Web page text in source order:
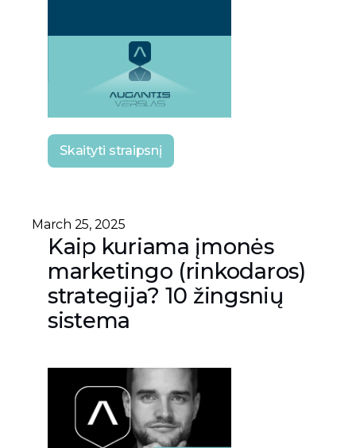
Skaityti straipsnį
March 25, 2025
Kaip kuriama įmonės
marketingo (rinkodaros)
strategija? 10 žingsnių
sistema